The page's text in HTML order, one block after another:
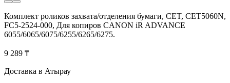
Комплект роликов захвата/отделения бумаги, CET, CET5060N,
FC5-2524-000, Для копиров CANON iR ADVANCE
6055/6065/6075/6255/6265/6275.
9 289 ₸
Доставка в Атырау